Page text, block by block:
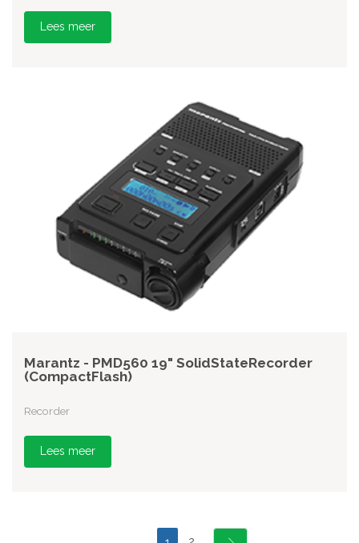
Lees meer
Marantz - PMD560 19" SolidStateRecorder
(CompactFlash)
Recorder
Lees meer